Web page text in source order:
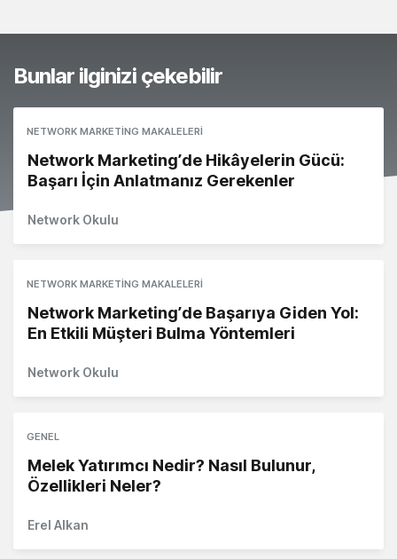
Bunlar ilginizi çekebilir
NETWORK MARKETING MAKALELERI
Network Marketing’de Hikâyelerin Gücü:
Başarı İçin Anlatmanız Gerekenler
Network Okulu
NETWORK MARKETING MAKALELERI
Network Marketing’de Başarıya Giden Yol:
En Etkili Müşteri Bulma Yöntemleri
Network Okulu
GENEL
Melek Yatırımcı Nedir? Nasıl Bulunur,
Özellikleri Neler?
Erel Alkan